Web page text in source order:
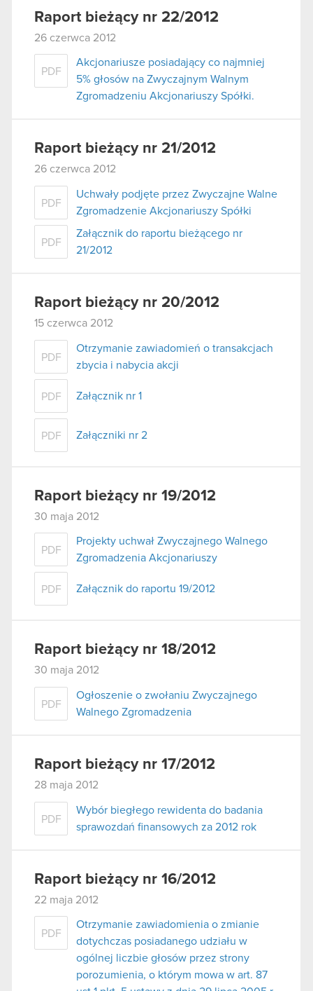
Raport bieżący nr 22/2012
26 czerwca 2012
PDF
Akcjonariusze posiadający co najmniej
5% głosów na Zwyczajnym Walnym
Zgromadzeniu Akcjonariuszy Spółki.
Raport bieżący nr 21/2012
26 czerwca 2012
PDF
Uchwały podjęte przez Zwyczajne Walne
Zgromadzenie Akcjonariuszy Spółki
PDF
Załącznik do raportu bieżącego nr
21/2012
Raport bieżący nr 20/2012
15 czerwca 2012
PDF
Otrzymanie zawiadomień o transakcjach
zbycia i nabycia akcji
PDF Załącznik nr 1
PDF Załączniki nr 2
Raport bieżący nr 19/2012
30 maja 2012
PDF
Projekty uchwał Zwyczajnego Walnego
Zgromadzenia Akcjonariuszy
PDF Załącznik do raportu 19/2012
Raport bieżący nr 18/2012
30 maja 2012
PDF
Ogłoszenie o zwołaniu Zwyczajnego
Walnego Zgromadzenia
Raport bieżący nr 17/2012
28 maja 2012
PDF
Wybór biegłego rewidenta do badania
sprawozdań finansowych za 2012 rok
Raport bieżący nr 16/2012
22 maja 2012
PDF
Otrzymanie zawiadomienia o zmianie
dotychczas posiadanego udziału w
ogólnej liczbie głosów przez strony
porozumienia, o którym mowa w art. 87